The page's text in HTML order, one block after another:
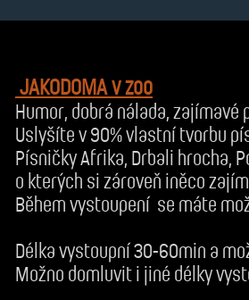
JAKODOMA v zoo
Humor, dobrá nálada,
Uslyšíte v 90% vlastní tvorbu
Písničky Afrika, Drbali hrocha,
o kterých si zároveň iněco
Během vystoupení se máte
Délka vystoupní 30-60min a
Možno domluvit i jiné délky